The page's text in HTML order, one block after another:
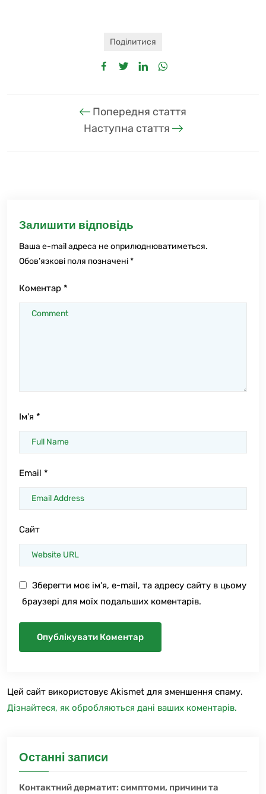
Поділитися
Попередня стаття
Наступна стаття
Залишити відповідь
Ваша e-mail адреса не оприлюднюватиметься.
Обов’язкові поля позначені*
Коментар *
Ім'я *
Email *
Сайт
Зберегти моє ім'я, e-mail, та адресу сайту в цьому
браузері для моїх подальших коментарів.
Цей сайт використовує Akismet для зменшення спаму.
Дізнайтеся, як обробляються дані ваших коментарів.
Останні записи
Контактний дерматит: симптоми, причини та